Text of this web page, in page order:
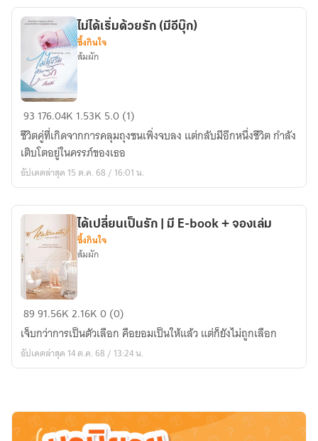
ไม่
ได้
เริ่ม
ด้วย
รัก
อี
บุ๊ก)
ไม่ได้เริ่มด้วยรัก (มีอีบุ๊ก)
ซึ้งกินใจ
ส้มผัก
93 176.04K 1.53K 5.0 (1)
ชีวิตคู่ที่เกิดจากการคลุมถุงชนเพิ่งจบลง แต่กลับมีอีกหนึ่งชีวิต กำลัง
เติบโตอยู่ในครรภ์ของเธอ
อัปเดตล่าสุด 15 ต.ค. 68 / 16:01 น.
ได้
เปลี่ยน
เป็น
รัก
E-
book
ได้เปลี่ยนเป็นรัก | มี E-book + จองเล่ม
ซึ้งกินใจ
ส้มผัก
8991.56K2.16K0 (0)
เจ็บกว่าการเป็นตัวเลือก คือยอมเป็นให้แล้ว แต่ก็ยังไม่ถูกเลือก
อัปเดตล่าสุด 14 ต.ค. 68 / 13:24 น.